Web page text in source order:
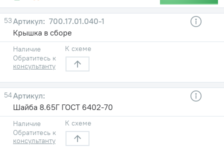
53
700.17.01.040-1
Крышка в сборе
Наличие
Обратитесь к
консультанту
К схеме
54
Шайба 8.65Г ГОСТ 6402-70
Наличие
Обратитесь к
консультанту
К схеме